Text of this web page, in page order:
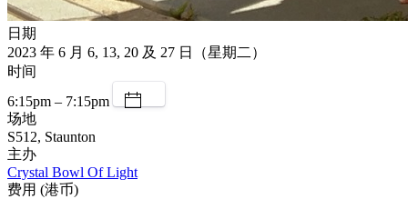
日期
2023 年 6 月 6, 13, 20 及 27 日（星期二）
时间
6:15pm – 7:15pm
场地
S512, Staunton
主办
Crystal Bowl Of Light
费用 (港币)